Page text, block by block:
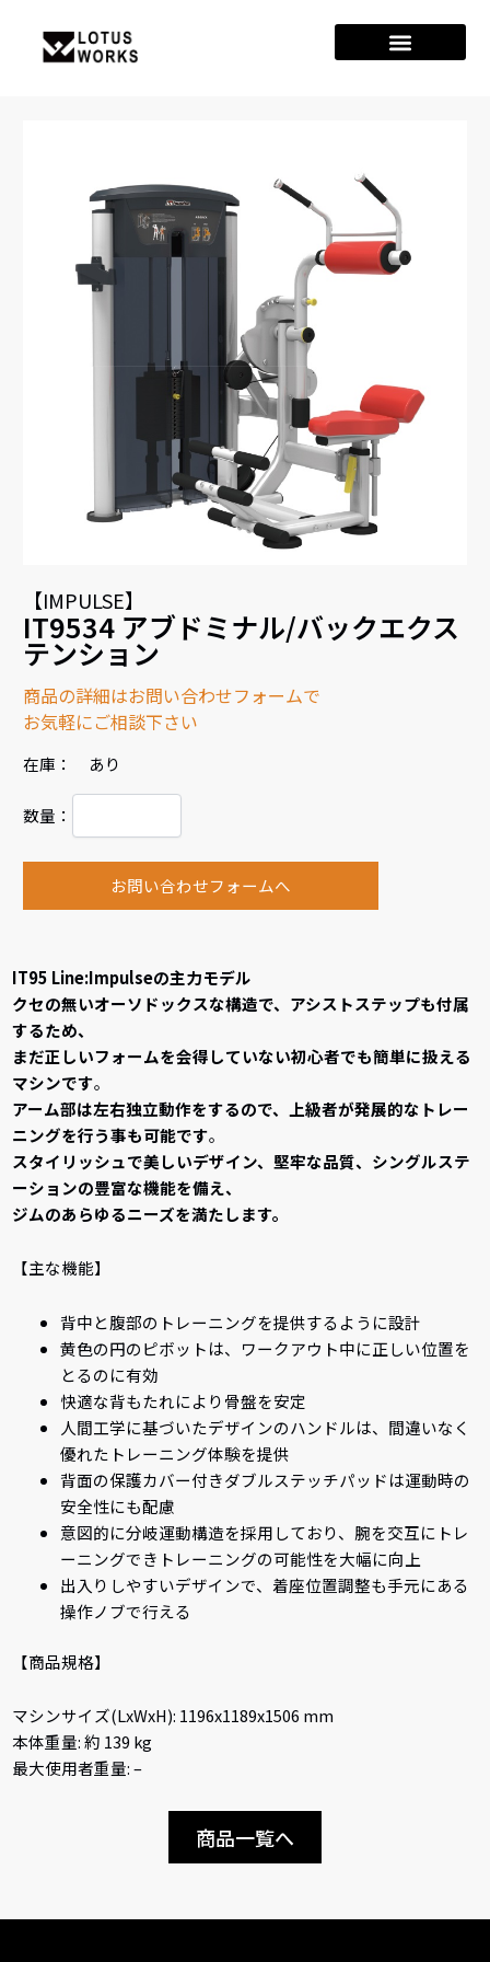
【IMPULSE】
IT9534 アブドミナル/バックエクス
テンション
商品の詳細はお問い合わせフォームで
お気軽にご相談下さい
在庫： あり
数量：
お問い合わせフォームへ
IT95 Line:Impulseの主力モデル
クセの無いオーソドックスな構造で、アシストステップも付属
するため、
まだ正しいフォームを会得していない初心者でも簡単に扱える
マシンです。
アーム部は左右独立動作をするので、上級者が発展的なトレー
ニングを行う事も可能です。
スタイリッシュで美しいデザイン、堅牢な品質、シングルステ
ーションの豊富な機能を備え、
ジムのあらゆるニーズを満たします。
【主な機能】
背中と腹部のトレーニングを提供するように設計
黄色の円のピボットは、ワークアウト中に正しい位置を
とるのに有効
快適な背もたれにより骨盤を安定
人間工学に基づいたデザインのハンドルは、間違いなく
優れたトレーニング体験を提供
背面の保護カバー付きダブルステッチパッドは運動時の
安全性にも配慮
意図的に分岐運動構造を採用しており、腕を交互にトレ
ーニングできトレーニングの可能性を大幅に向上
出入りしやすいデザインで、着座位置調整も手元にある
操作ノブで行える
【商品規格】
マシンサイズ(LxWxH): 1196x1189x1506 mm
本体重量: 約 139 kg
最大使用者重量: –
商品一覧へ